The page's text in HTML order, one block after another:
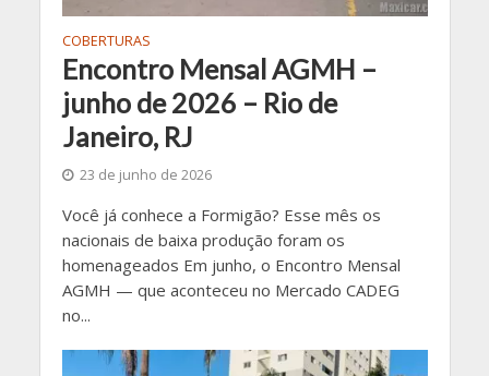
COBERTURAS
Encontro Mensal AGMH –
junho de 2026 – Rio de
Janeiro, RJ
23 de junho de 2026
Você já conhece a Formigão? Esse mês os
nacionais de baixa produção foram os
homenageados Em junho, o Encontro Mensal
AGMH — que aconteceu no Mercado CADEG
no...